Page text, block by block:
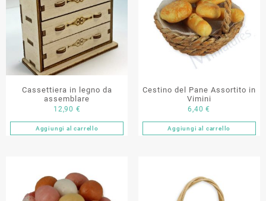
Cassettiera in legno da
assemblare
12,90 €
Aggiungi al carrello
Cestino del Pane Assortito in
Vimini
6,40€
Aggiungi al carrello